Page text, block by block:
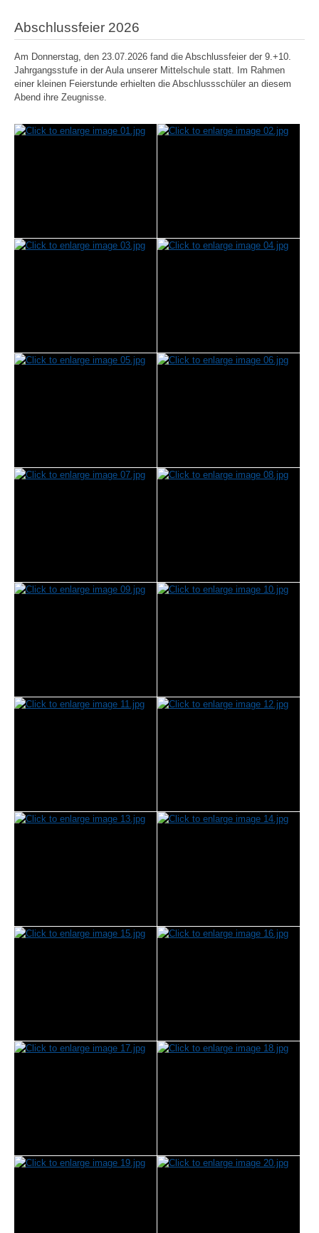
Abschlussfeier 2026
Am Donnerstag, den 23.07.2026 fand die Abschlussfeier der 9.+10.
Jahrgangsstufe in der Aula unserer Mittelschule statt. Im Rahmen
einer kleinen Feierstunde erhielten die Abschlussschüler an diesem
Abend ihre Zeugnisse.